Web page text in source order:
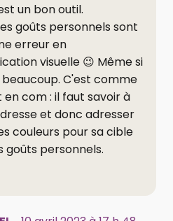
un bon outil.
goûts personnels sont
erreur en
visuelle 😉 Même si
C'est comme
com : il faut savoir à
et donc adresser
couleurs pour sa cible
goûts personnels.